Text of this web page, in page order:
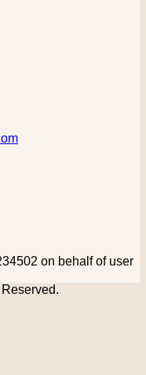
on behalf of user